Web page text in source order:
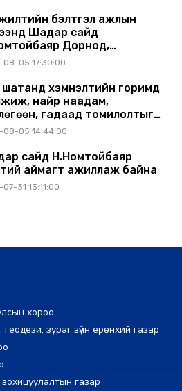
бэлтгэл ажлын
Шадар сайд
Дорнод,
аймагт ажиллав
08-05 17:30:00
шатанд хэмнэлтийн горимд
найр наадам,
гадаад томилолтыг
08-05 14:44:00
сайд Н.Номтойбаяр
аймагт ажиллаж байна
31 13:11:00
хороо
зураг зүйн ерөнхий газар
газар